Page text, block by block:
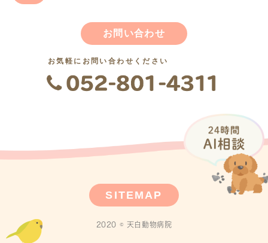
お問い合わせ
お気軽にお問い合わせください
SITEMAP
2020 © 天白動物病院